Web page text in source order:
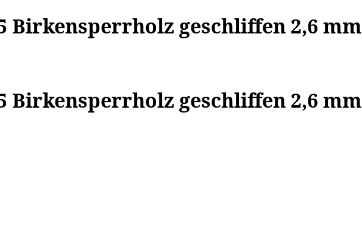
Birkensperrholz geschliffen 2,6
Birkensperrholz geschliffen 2,6